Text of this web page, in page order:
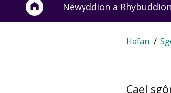
Frontpage
Newyddion a Rhybuddion
Expand
breadcrumb
Hafan
Cael